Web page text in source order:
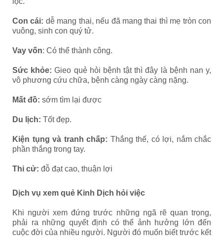
Con cái: dễ mang thai, nếu đã mang thai thì mẹ tròn con
vuông, sinh con quý tử.
Vay vốn: Có thể thành công.
Sức khỏe: Gieo quẻ hỏi bệnh tật thì đây là bệnh nan y,
vô phương cứu chữa, bệnh càng ngày càng nặng.
Mất đồ: sớm tìm lại được
Du lịch: Tốt đẹp.
Kiện tụng và tranh chấp: Thắng thế, có lợi, nắm chắc
phần thắng trong tay.
Thi cử: đỗ đạt cao, thuận lợi
Dịch vụ xem quẻ Kinh Dịch hỏi việc
Khi người xem đứng trước những ngã rẽ quan trọng,
phải ra những quyết định có thể ảnh hưởng lớn đến
cuộc đời của nhiều người. Người đó muốn biết trước kết